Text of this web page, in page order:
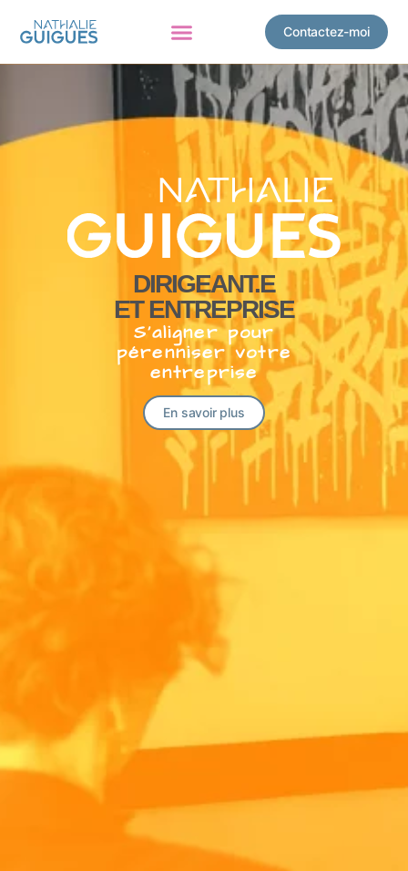
Contactez-moi
DIRIGEANT.E
ET ENTREPRISE
S’aligner pour
pérenniser votre
entreprise
En savoir plus